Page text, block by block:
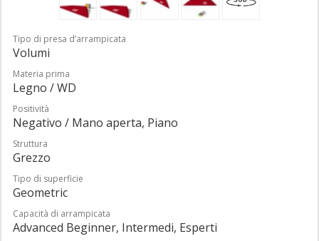
Tipo di presa d’arrampicata
Volumi
Materia prima
Legno / WD
Positività
Negativo / Mano aperta, Piano
Struttura
Grezzo
Tipo di superficie
Geometric
Capacità di arrampicata
Advanced Beginner, Intermedi, Esperti